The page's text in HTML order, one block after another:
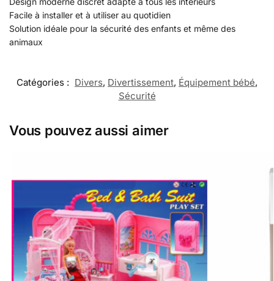
Facile à installer et à utiliser au quotidien
Solution idéale pour la sécurité des enfants et même des
animaux
Catégories : Divers, Divertissement, Équipement bébé,
Sécurité
Vous pouvez aussi aimer